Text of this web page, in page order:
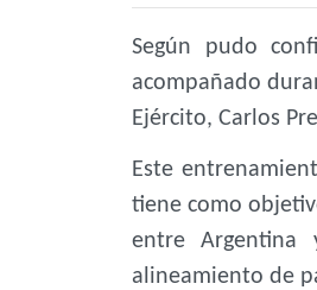
Según pudo
acompañado
Ejército, Carlos
Este
tiene como
entre Argentina
alineamiento de